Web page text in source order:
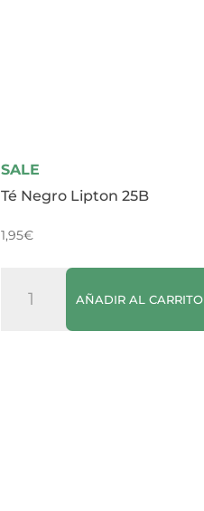
SALE
Té Negro Lipton 25B
1,95€
Negro
AÑADIR AL CARRITO